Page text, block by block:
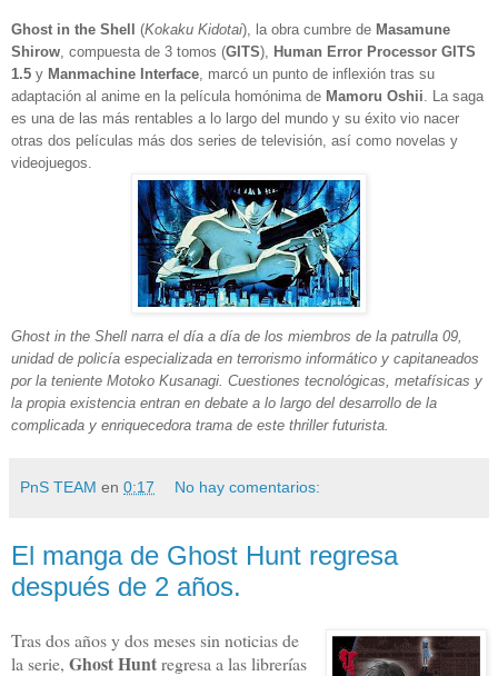
Ghost in the Shell (Kokaku Kidotai), la obra cumbre de Masamune
Shirow , compuesta de 3 tomos (GITS),
Human Error Processor GITS
1.5 y Manmachine Interface , marcó un punto de inflexión tras su
adaptación al anime en la película homónima de Mamoru Oshii . La saga
es una de las más rentables a lo largo del mundo y su éxito vio nacer
otras dos películas más dos series de televisión, así como novelas y
videojuegos.
Ghost in the Shell narra el día a día de los miembros de la patrulla 09,
unidad de policía especializada en terrorismo informático y capitaneados
por la teniente Motoko Kusanagi. Cuestiones tecnológicas, metafísicas y
la propia existencia entran en debate a lo largo del desarrollo de la
complicada y enriquecedora trama de este thriller futurista.
PnS TEAM en 0:17 No hay comentarios:
El manga de Ghost Hunt regresa
después de 2 años.
Tras dos años y dos meses sin noticias de
la serie, Ghost Huntregresa a las librerías